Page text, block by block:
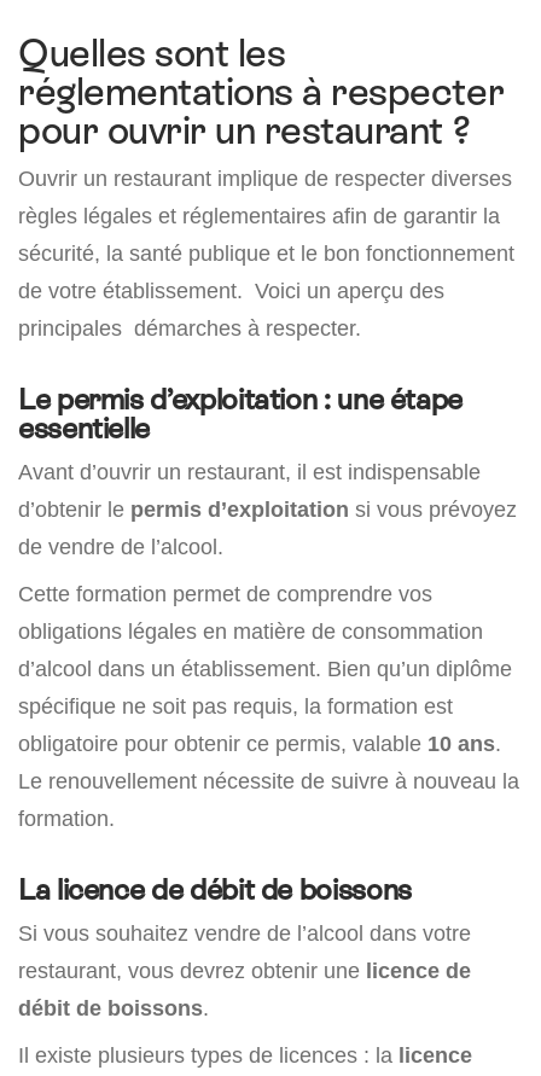
Quelles sont les
réglementations à respecter
pour ouvrir un restaurant ?
Ouvrir un restaurant implique de respecter diverses
règles légales et réglementaires afin de garantir la
sécurité, la santé publique et le bon fonctionnement
de votre établissement. Voici un aperçu des
principales démarches à respecter.
Le permis d’exploitation : une étape
essentielle
Avant d’ouvrir un restaurant, il est indispensable
d’obtenir le permis d’exploitation si vous prévoyez
de vendre de l’alcool.
Cette formation permet de comprendre vos
obligations légales en matière de consommation
d’alcool dans un établissement. Bien qu’un diplôme
spécifique ne soit pas requis, la formation est
obligatoire pour obtenir ce permis, valable 10 ans.
Le renouvellement nécessite de suivre à nouveau la
formation.
La licence de débit de boissons
Si vous souhaitez vendre de l’alcool dans votre
restaurant, vous devrez obtenir une licence de
débit de boissons.
Il existe plusieurs types de licences : la licence